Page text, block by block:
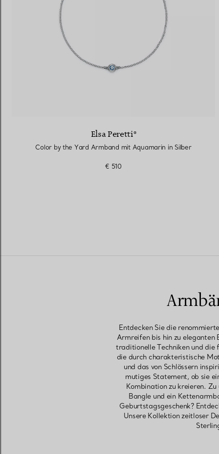
Elsa Peretti®
Color by the Yard Armband mit Aquamarin in Silber
€ 510
Entdecken Sie die
Armreifen bis hin zu
traditionelle Techniken und die
die durch charakteristische
und das von Schlössern
mutiges Statement, ob sie
Kombination zu kreieren.
Bangle und ein
Geburtstagsgeschenk?
Unsere Kollektion zeitloser